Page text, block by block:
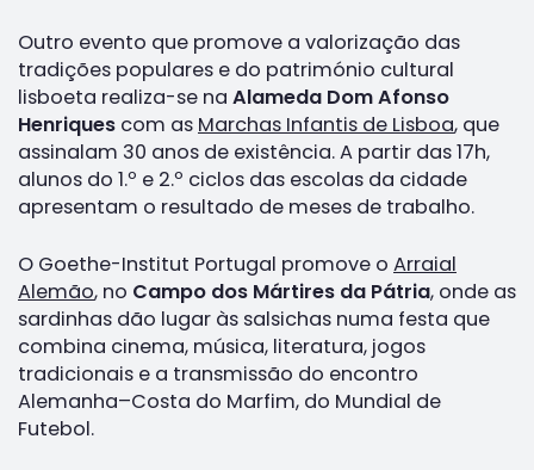
Outro evento que promove a valorização das
tradições populares e do património cultural
lisboeta realiza-se na Alameda Dom Afonso
Henriques com as Marchas Infantis de Lisboa, que
assinalam 30 anos de existência. A partir das 17h,
alunos do 1.º e 2.º ciclos das escolas da cidade
apresentam o resultado de meses de trabalho.
O Goethe-Institut Portugal promove o Arraial
Alemão, no Campo dos Mártires da Pátria, onde as
sardinhas dão lugar às salsichas numa festa que
combina cinema, música, literatura, jogos
tradicionais e a transmissão do encontro
Alemanha–Costa do Marfim, do Mundial de
Futebol.